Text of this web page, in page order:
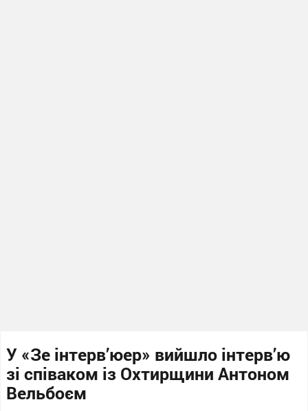
У «Зе інтерв’юер» вийшло інтерв’ю
зі співаком із Охтирщини Антоном
Вельбоєм